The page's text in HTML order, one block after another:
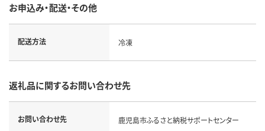
お申込み・配送・その他
配送方法 冷凍
返礼品に関するお問い合わせ先
お問い合わせ先 鹿児島市ふるさと納税サポートセンター